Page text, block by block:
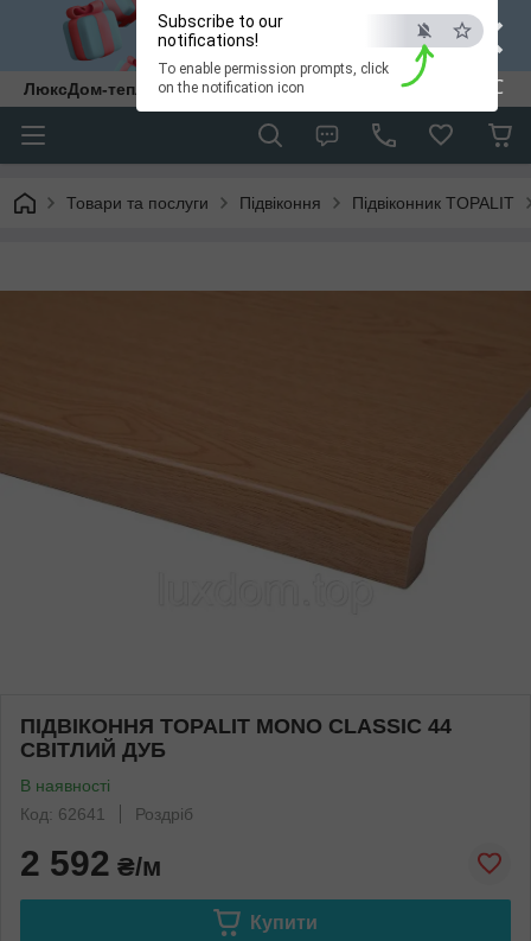
×
ESC
Subscribe to our
notifications!
To enable permission prompts, click
on the notification icon
ЛюксДом-тепло та затишок у кожен дім.
Товари та послуги Підвіконня Підвіконник TOPALIT
ПІДВІКОННЯ TOPALIT MONO CLASSIC 44
СВІТЛИЙ ДУБ
В наявності
Код: 62641
Роздріб
2 592 ₴/м
Купити